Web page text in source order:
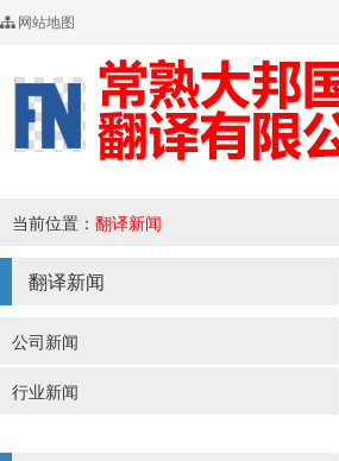
网站地图
当前位置： 翻译新闻
翻译新闻
公司新闻
行业新闻